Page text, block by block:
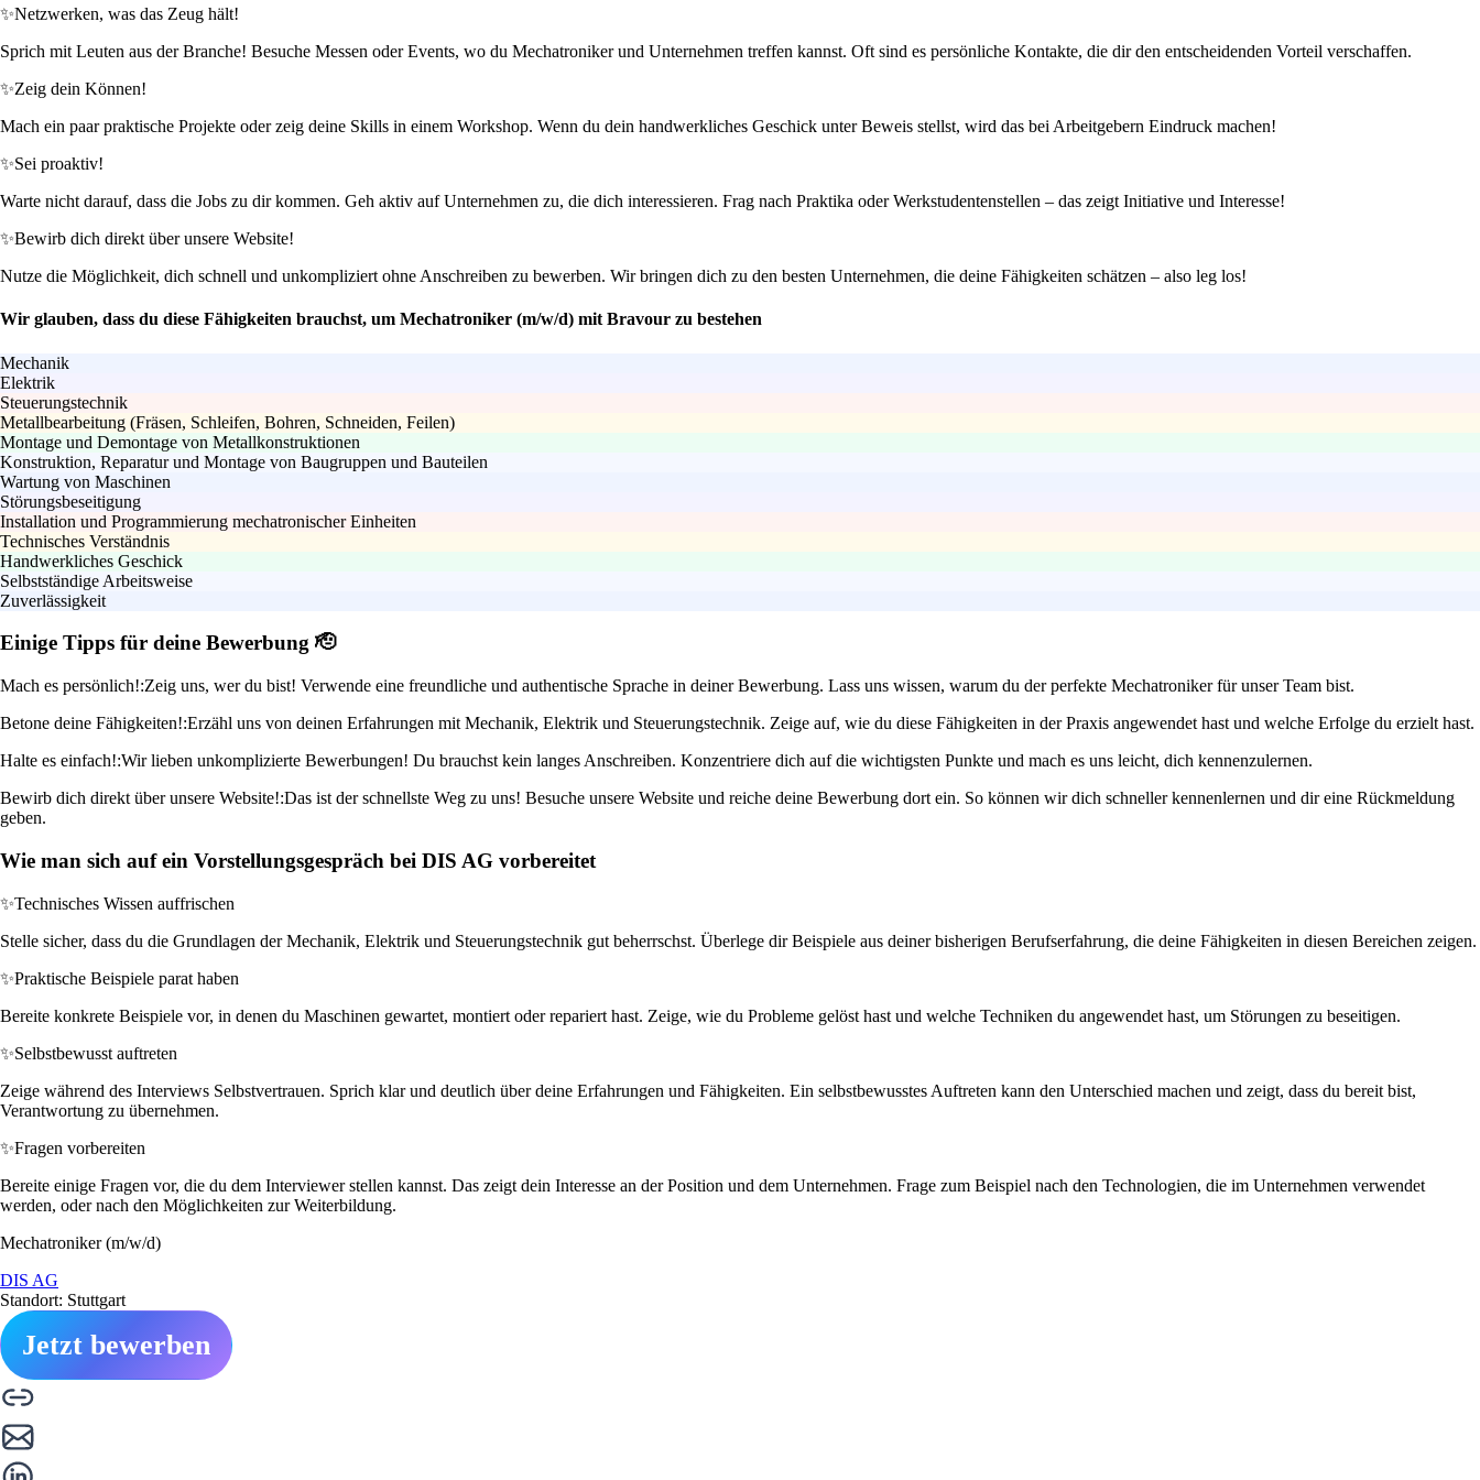
✨Netzwerken, was das Zeug hält!
Sprich mit Leuten aus der Branche! Besuche Messen oder Events, wo du Mechatroniker und Unternehmen treffen kannst. Oft sind es persönliche Kontakte, die dir den entscheidenden Vorteil verschaffen.
✨Zeig dein Können!
Mach ein paar praktische Projekte oder zeig deine Skills in einem Workshop. Wenn du dein handwerkliches Geschick unter Beweis stellst, wird das bei Arbeitgebern Eindruck machen!
✨Sei proaktiv!
Warte nicht darauf, dass die Jobs zu dir kommen. Geh aktiv auf Unternehmen zu, die dich interessieren. Frag nach Praktika oder Werkstudentenstellen – das zeigt Initiative und Interesse!
✨Bewirb dich direkt über unsere Website!
Nutze die Möglichkeit, dich schnell und unkompliziert ohne Anschreiben zu bewerben. Wir bringen dich zu den besten Unternehmen, die deine Fähigkeiten schätzen – also leg los!
Wir glauben, dass du diese Fähigkeiten brauchst, um Mechatroniker (m/w/d) mit Bravour zu bestehen
Mechanik
Elektrik
Steuerungstechnik
Metallbearbeitung (Fräsen, Schleifen, Bohren, Schneiden, Feilen)
Montage und Demontage von Metallkonstruktionen
Konstruktion, Reparatur und Montage von Baugruppen und Bauteilen
Wartung von Maschinen
Störungsbeseitigung
Installation und Programmierung mechatronischer Einheiten
Technisches Verständnis
Handwerkliches Geschick
Selbstständige Arbeitsweise
Zuverlässigkeit
Einige Tipps für deine Bewerbung 🫡
Mach es persönlich!:Zeig uns, wer du bist! Verwende eine freundliche und authentische Sprache in deiner Bewerbung. Lass uns wissen, warum du der perfekte Mechatroniker für unser Team bist.
Betone deine Fähigkeiten!:Erzähl uns von deinen Erfahrungen mit Mechanik, Elektrik und Steuerungstechnik. Zeige auf, wie du diese Fähigkeiten in der Praxis angewendet hast und welche Erfolge du erzielt hast.
Halte es einfach!:Wir lieben unkomplizierte Bewerbungen! Du brauchst kein langes Anschreiben. Konzentriere dich auf die wichtigsten Punkte und mach es uns leicht, dich kennenzulernen.
Bewirb dich direkt über unsere Website!:Das ist der schnellste Weg zu uns! Besuche unsere Website und reiche deine Bewerbung dort ein. So können wir dich schneller kennenlernen und dir eine Rückmeldung
geben.
Wie man sich auf ein Vorstellungsgespräch bei DIS AG vorbereitet
✨Technisches Wissen auffrischen
Stelle sicher, dass du die Grundlagen der Mechanik, Elektrik und Steuerungstechnik gut beherrschst. Überlege dir Beispiele aus deiner bisherigen Berufserfahrung, die deine Fähigkeiten in diesen Bereichen zeigen.
✨Praktische Beispiele parat haben
Bereite konkrete Beispiele vor, in denen du Maschinen gewartet, montiert oder repariert hast. Zeige, wie du Probleme gelöst hast und welche Techniken du angewendet hast, um Störungen zu beseitigen.
✨Selbstbewusst auftreten
Zeige während des Interviews Selbstvertrauen. Sprich klar und deutlich über deine Erfahrungen und Fähigkeiten. Ein selbstbewusstes Auftreten kann den Unterschied machen und zeigt, dass du bereit bist,
Verantwortung zu übernehmen.
✨Fragen vorbereiten
Bereite einige Fragen vor, die du dem Interviewer stellen kannst. Das zeigt dein Interesse an der Position und dem Unternehmen. Frage zum Beispiel nach den Technologien, die im Unternehmen verwendet
werden, oder nach den Möglichkeiten zur Weiterbildung.
Mechatroniker (m/w/d)
DIS AG
Standort: Stuttgart
Jetzt bewerben